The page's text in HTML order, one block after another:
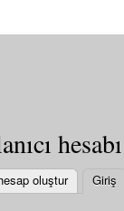
hesabı
oluştur Giriş